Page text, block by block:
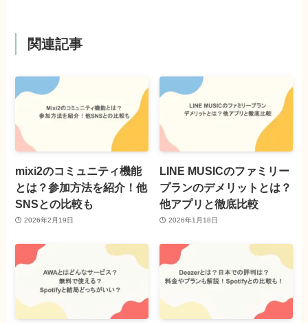
関連記事
mixi2のコミュニティ機能
とは？参加方法を紹介！他
SNSとの比較も
2026年2月19日
LINE MUSICのファミリー
プランのデメリットとは？
他アプリと徹底比較
2026年1月18日